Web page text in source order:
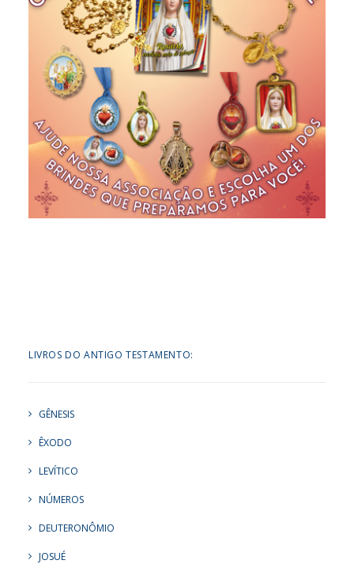
LIVROS DO ANTIGO TESTAMENTO:
GÊNESIS
ÊXODO
LEVÍTICO
NÚMEROS
DEUTERONÔMIO
JOSUÉ